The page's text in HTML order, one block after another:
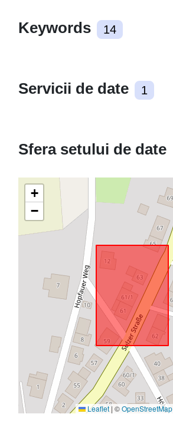
Keywords 14
Servicii de date 1
Sfera setului de date
+
−
Leaflet | ©OpenStreetMap